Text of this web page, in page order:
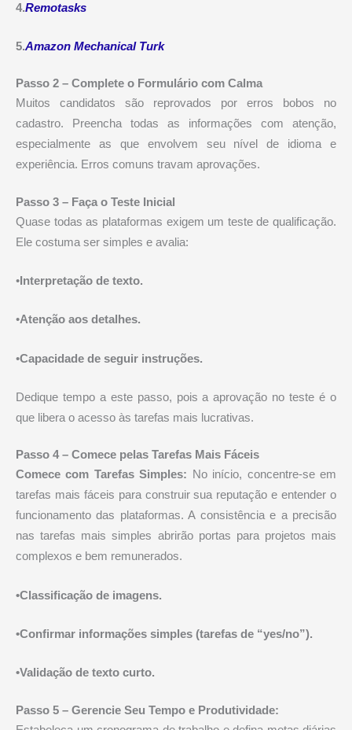
4.Remotasks
5.Amazon Mechanical Turk
Passo 2 – Complete o Formulário com Calma
Muitos candidatos são reprovados por erros bobos no
cadastro. Preencha todas as informações com atenção,
especialmente as que envolvem seu nível de idioma e
experiência. Erros comuns travam aprovações.
Passo 3 – Faça o Teste Inicial
Quase todas as plataformas exigem um teste de qualificação.
Ele costuma ser simples e avalia:
• Interpretação de texto.
•Atenção aos detalhes.
•Capacidade de seguir instruções.
Dedique tempo a este passo, pois a aprovação no teste é o
que libera o acesso às tarefas mais lucrativas.
Passo 4 – Comece pelas Tarefas Mais Fáceis
Comece com Tarefas Simples:
No início, concentre-se em
tarefas mais fáceis para construir sua reputação e entender o
funcionamento das plataformas. A consistência e a precisão
nas tarefas mais simples abrirão portas para projetos mais
complexos e bem remunerados.
•Classificação de imagens.
•Confirmar informações simples (tarefas de “yes/no”).
•Validação de texto curto.
Passo 5 – Gerencie Seu Tempo e Produtividade: